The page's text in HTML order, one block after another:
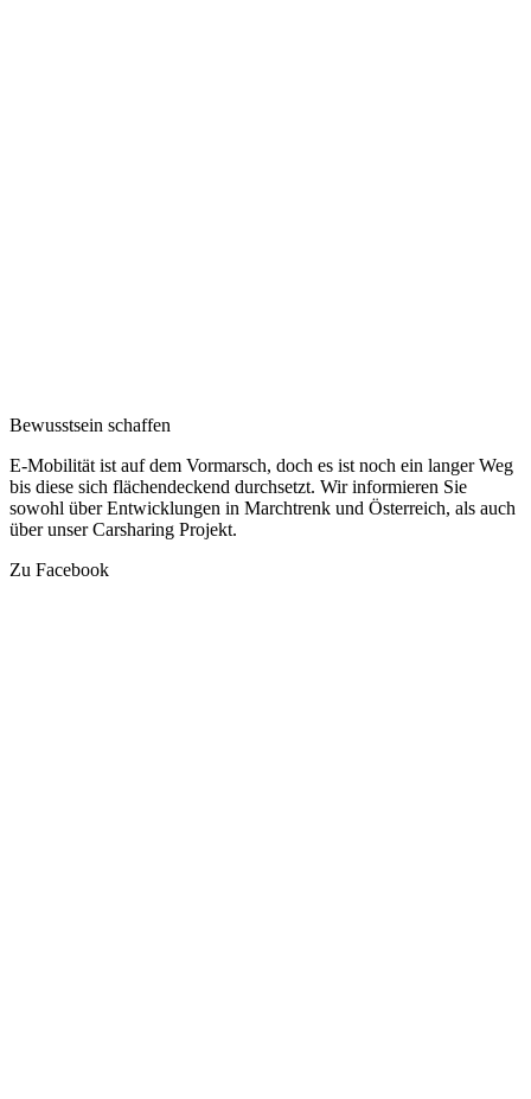
Bewusstsein schaffen
E-Mobilität ist auf dem Vormarsch, doch es ist noch ein langer Weg
bis diese sich flächendeckend durchsetzt. Wir informieren Sie
sowohl über Entwicklungen in Marchtrenk und Österreich, als auch
über unser Carsharing Projekt.
Zu Facebook